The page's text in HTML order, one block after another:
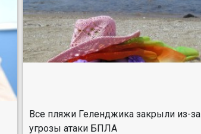
Все пляжи Геленджика закрыли из-за
угрозы атаки БПЛА